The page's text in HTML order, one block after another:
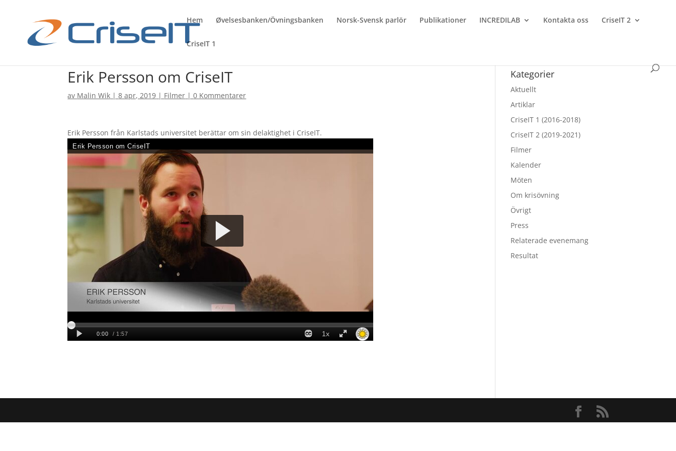
Hem Øvelsesbanken/Övningsbanken Norsk-Svensk parlör Publikationer INCREDILAB Kontakta oss CriseIT 2
CriseIT 1
Erik Persson om CriseIT
av Malin Wik |8 apr, 2019 | Filmer |0 Kommentarer
Erik Persson från Karlstads universitet berättar om sin delaktighet i CriseIT.
Kategorier
Aktuellt
Artiklar
CriseIT 1 (2016-2018)
CriseIT 2 (2019-2021)
Filmer
Kalender
Möten
Om krisövning
Övrigt
Press
Relaterade evenemang
Resultat